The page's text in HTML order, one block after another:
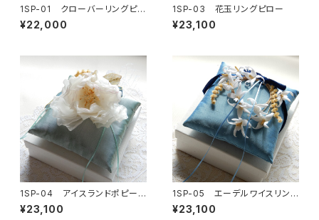
1SP-01 クローバーリングピロ
ー
¥22,000
1SP-03 花玉リングピロー
¥23,100
1SP-04 アイスランドポピーリ
ングピロー
¥23,100
1SP-05 エーデルワイスリング
ピロー
¥23,100